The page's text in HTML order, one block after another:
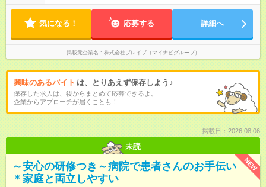
気になる！ 応募する 詳細へ
掲載元企業名 株式会社ブレイブ（マイナビグループ）
興味のあるバイト は、とりあえず保存しよう♪
保存した求人は、後からまとめて応募できるよ。
企業からアプローチが届くことも！
掲載日：2026.08.06
未読
NEW
～安心の研修つき～病院で患者さんのお手伝い
＊家庭と両立しやすい